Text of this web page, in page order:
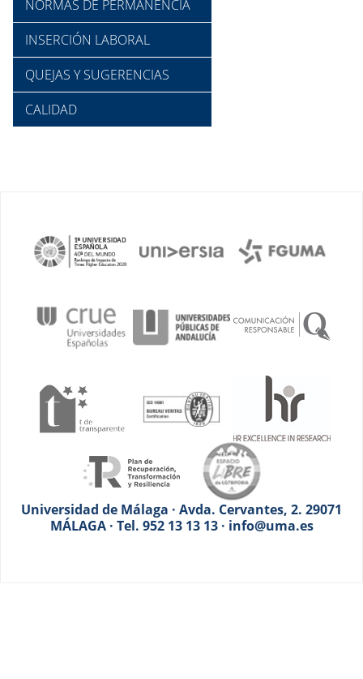
NORMAS DE PERMANENCIA
INSERCIÓN LABORAL
QUEJAS Y SUGERENCIAS
CALIDAD
Universidad de Málaga · Avda. Cervantes, 2. 29071
MÁLAGA · Tel. 952 13 13 13 · info@uma.es